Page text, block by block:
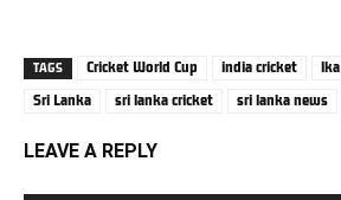
TAGS Cricket World Cup india cricket lka
Sri Lanka
sri lanka cricket sri lanka news
LEAVE A REPLY